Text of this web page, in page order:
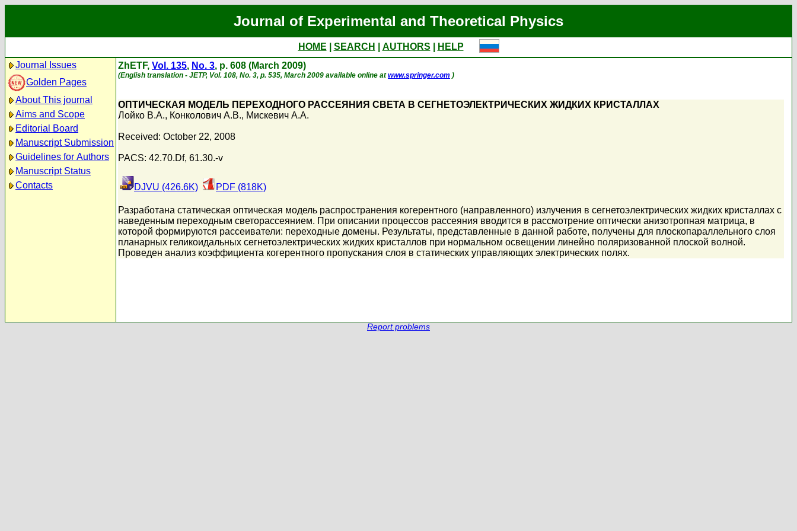
Journal of Experimental and Theoretical Physics
HOME SEARCH AUTHORS
HELP
Journal Issues
Golden Pages
About This journal
Aims and Scope
Editorial Board
Manuscript Submission
Guidelines for Authors
Manuscript Status
Contacts
ZhETF, Vol. 135, No. 3, p. 608 (March 2009)
(English translation - JETP, Vol. 108, No. 3, p. 535, March 2009 available online atwww.springer.com )
ОПТИЧЕСКАЯ МОДЕЛЬ ПЕРЕХОДНОГО РАССЕЯНИЯ СВЕТА В СЕГНЕТОЭЛЕКТРИЧЕСКИХ ЖИДКИХ КРИСТАЛЛАХ
Лойко В.А., Конколович А.В., Мискевич А.А.
Received: October 22, 2008
PACS: 42.70.Df, 61.30.-v
DJVU (426.6K) PDF (818K)
Разработана статическая оптическая модель распространения когерентного (направленного) излучения в сегнетоэлектрических жидких кристаллах с
наведенным переходным светорассеянием. При описании процессов рассеяния вводится в рассмотрение оптически анизотропная матрица, в
которой формируются рассеиватели: переходные домены. Результаты, представленные в данной работе, получены для плоскопараллельного слоя
планарных геликоидальных сегнетоэлектрических жидких кристаллов при нормальном освещении линейно поляризованной плоской волной.
Проведен анализ коэффициента когерентного пропускания слоя в статических управляющих электрических полях.
Report problems